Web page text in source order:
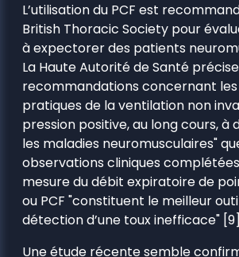
L’utilisation du PCF est
British Thoracic Society pour
à expectorer des patients
La Haute Autorité de Santé
recommandations concernant
pratiques de la ventilation non
pression positive, au long cours, à
les maladies neuromusculaires"
observations cliniques
mesure du débit expiratoire de
ou PCF "constituent le meilleur
détection d’une toux inefficace"
Une étude récente semble